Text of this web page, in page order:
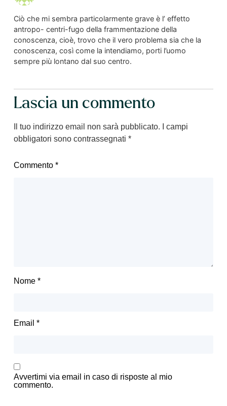
Ciò che mi sembra particolarmente grave è l’ effetto
antropo- centri-fugo della frammentazione della
conoscenza, cioè, trovo che il vero problema sia che la
conoscenza, così come la intendiamo, porti l’uomo
sempre più lontano dal suo centro.
Lascia un commento
Il tuo indirizzo email non sarà pubblicato.
I campi
obbligatori sono contrassegnati *
Commento *
Nome *
Email *
Avvertimi via email in caso di risposte al mio
commento.